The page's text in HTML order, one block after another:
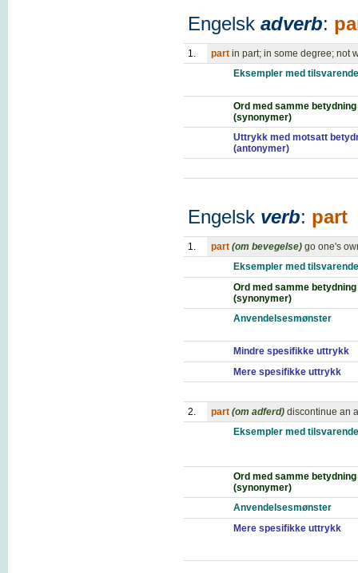
Engelsk adverb:
1. part in part; in some degree; not
Eksempler med
Ord med samme betydning
(synonymer)
Uttrykk med motsatt
(antonymer)
Engelsk verb: part
1. part (om bevegelse) go one's
Eksempler med
Ord med samme betydning
(synonymer)
Anvendelsesmønster
Mindre spesifikke uttrykk
Mere spesifikke uttrykk
2. part (om adferd) discontinue an
Eksempler med
Ord med samme betydning
(synonymer)
Anvendelsesmønster
Mere spesifikke uttrykk